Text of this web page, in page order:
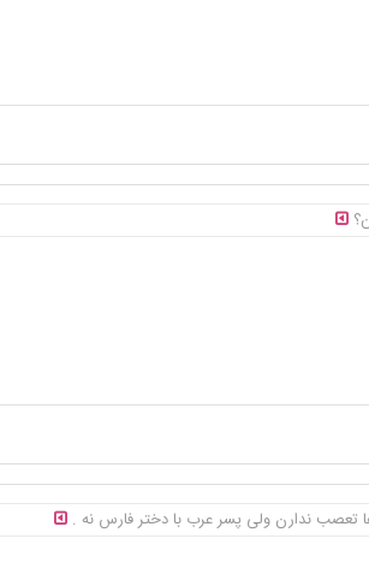
تعصب ندارن ولی پسر عرب با دختر فارس نه .